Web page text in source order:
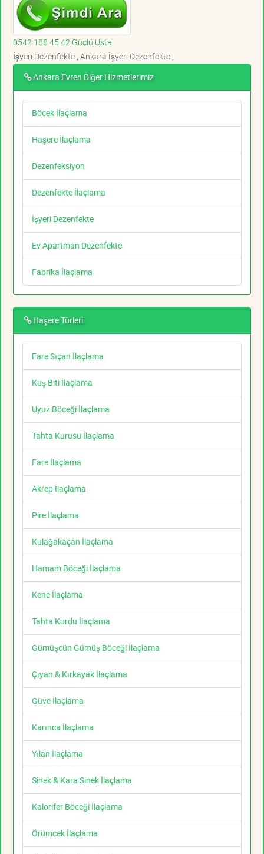
0542 188 45 42 Güçlü Usta
İşyeri Dezenfekte , Ankara İşyeri Dezenfekte ,
Ankara Evren Diğer Hizmetlerimiz
Böcek İlaçlama
Haşere İlaçlama
Dezenfeksiyon
Dezenfekte İlaçlama
İşyeri Dezenfekte
Ev Apartman Dezenfekte
Fabrika İlaçlama
Haşere Türleri
Fare Sıçan İlaçlama
Kuş Biti İlaçlama
Uyuz Böceği İlaçlama
Tahta Kurusu İlaçlama
Fare İlaçlama
Akrep İlaçlama
Pire İlaçlama
Kulağakaçan İlaçlama
Hamam Böceği İlaçlama
Kene İlaçlama
Tahta Kurdu İlaçlama
Gümüşcün Gümüş Böceği İlaçlama
Çıyan & Kırkayak İlaçlama
Güve İlaçlama
Karınca İlaçlama
Yılan İlaçlama
Sinek & Kara Sinek İlaçlama
Kalorifer Böceği İlaçlama
Örümcek İlaçlama